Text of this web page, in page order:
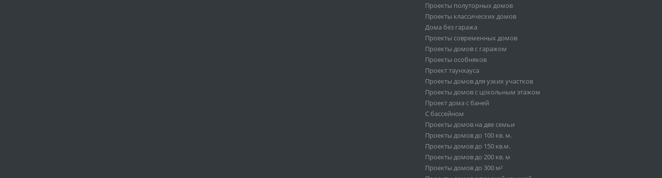
Проекты полуторных домов
Проекты классических домов
Дома без гаража
Проекты современных домов
Проекты домов с гаражом
Проекты особняков
Проект таунхауса
Проекты домов для узких участков
Проекты домов с цокольным этажом
Проект дома с баней
С бассейном
Проекты домов на две семьи
Проекты домов до 100 кв. м.
Проекты домов до 150 кв.м.
Проекты домов до 200 кв. м
Проекты домов до 300 м²